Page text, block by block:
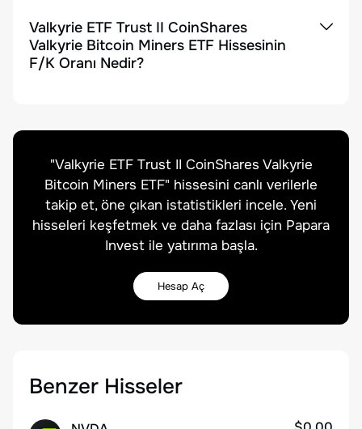
Valkyrie ETF Trust II CoinShares
Valkyrie Bitcoin Miners ETF Hissesinin
F/K Oranı Nedir?
"Valkyrie ETF Trust II CoinShares Valkyrie
Bitcoin Miners ETF" hissesini canlı verilerle
takip et, öne çıkan istatistikleri incele. Yeni
hisseleri keşfetmek ve daha fazlası için Papara
Invest ile yatırıma başla.
Hesap Aç
Benzer Hisseler